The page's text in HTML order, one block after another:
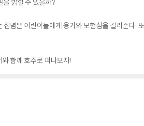
을 밝힐 수 있을까?
념은 어린이들에게 용기와 모험심을 길러준다.
함께 호주로 떠나보자!